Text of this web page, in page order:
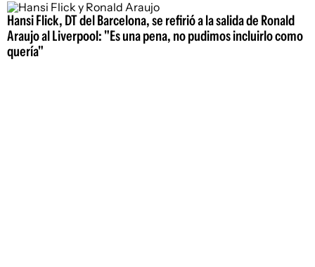
Hansi Flick, DT del Barcelona, se refirió a la salida de Ronald
Araujo al Liverpool: "Es una pena, no pudimos incluirlo como
quería"